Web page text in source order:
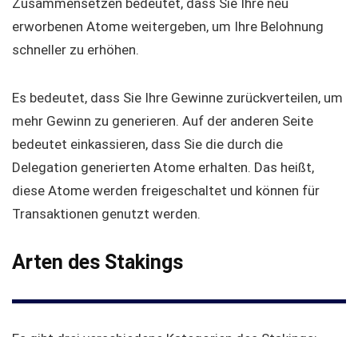
Zusammensetzen bedeutet, dass Sie Ihre neu
erworbenen Atome weitergeben, um Ihre Belohnung
schneller zu erhöhen.
Es bedeutet, dass Sie Ihre Gewinne zurückverteilen, um
mehr Gewinn zu generieren. Auf der anderen Seite
bedeutet einkassieren, dass Sie die durch die
Delegation generierten Atome erhalten. Das heißt,
diese Atome werden freigeschaltet und können für
Transaktionen genutzt werden.
Arten des Stakings